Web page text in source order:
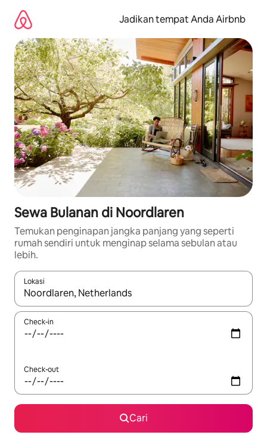
langsung
lihat
konten
Jadikan tempat Anda Airbnb
Sewa Bulanan di Noordlaren
Temukan penginapan jangka panjang yang seperti
rumah sendiri untuk menginap selama sebulan atau
lebih.
Lokasi
Jika hasil yang dicari tersedia, telusuri dengan tombol panah
Check-in
Check-out
Cari